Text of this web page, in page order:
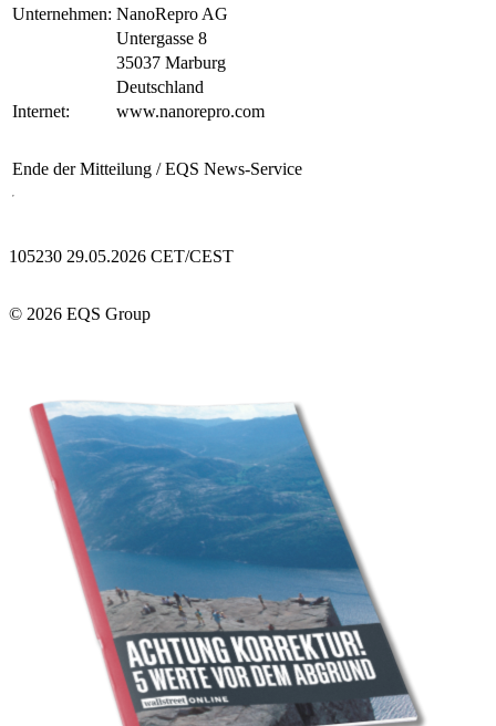
Unternehmen: NanoRepro AG
Untergasse 8
35037 Marburg
Deutschland
Internet:
www.nanorepro.com
Ende der Mitteilung / EQS News-Service
105230 29.05.2026 CET/CEST
© 2026 EQS Group